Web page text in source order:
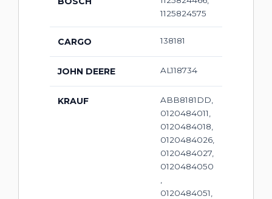
1125824575
CARGO 138181
JOHN DEERE AL118734
KRAUF
ABB8181DD,
0120484011,
0120484018,
0120484026,
0120484027,
0120484050
0120484051,